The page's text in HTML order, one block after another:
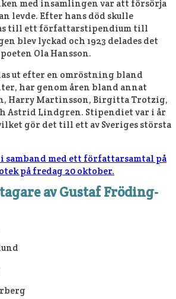
med insamlingen var att försörja
levde. Efter hans död skulle
till ett författarstipendium till
blev lyckad och 1923 delades det
Ola Hansson.
ut efter en omröstning bland
har genom åren bland annat
Martinsson, Birgitta Trotzig,
Astrid Lindgren. Stipendiet var i år
gör det till ett av Sveriges största
samband med ett författarsamtal på
på fredag 20 oktober.
av Gustaf Fröding-